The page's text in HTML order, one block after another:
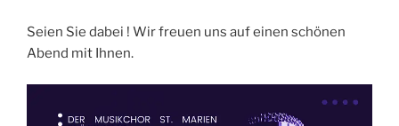
Seien Sie dabei ! Wir freuen uns auf einen schönen
Abend mit Ihnen.